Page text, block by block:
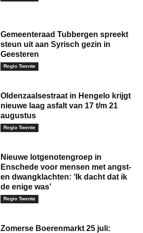
Gemeenteraad Tubbergen spreekt
steun uit aan Syrisch gezin in
Geesteren
Regio Twente
Oldenzaalsestraat in Hengelo krijgt
nieuwe laag asfalt van 17 t/m 21
augustus
Regio Twente
Nieuwe lotgenotengroep in
Enschede voor mensen met angst-
en dwangklachten: ‘Ik dacht dat ik
de enige was’
Regio Twente
Zomerse Boerenmarkt 25 juli: